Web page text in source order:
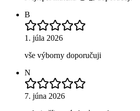
B
1. júla 2026
vše výborny doporučuji
N
7. júna 2026